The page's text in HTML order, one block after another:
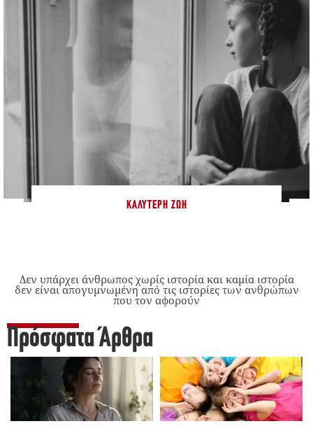
ΚΑΛΎΤΕΡΗ ΖΩΉ
Δεν υπάρχει άνθρωπος χωρίς ιστορία και καμία ιστορία
δεν είναι απογυμνωμένη από τις ιστορίες των ανθρώπων
που τον αφορούν
Πρόσφατα Άρθρα